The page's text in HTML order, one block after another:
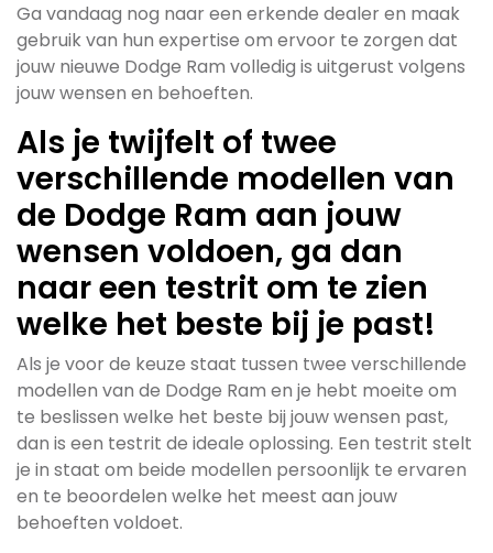
Ga vandaag nog naar een erkende dealer en maak
gebruik van hun expertise om ervoor te zorgen dat
jouw nieuwe Dodge Ram volledig is uitgerust volgens
jouw wensen en behoeften.
Als je twijfelt of twee
verschillende modellen van
de Dodge Ram aan jouw
wensen voldoen, ga dan
naar een testrit om te zien
welke het beste bij je past!
Als je voor de keuze staat tussen twee verschillende
modellen van de Dodge Ram en je hebt moeite om
te beslissen welke het beste bij jouw wensen past,
dan is een testrit de ideale oplossing. Een testrit stelt
je in staat om beide modellen persoonlijk te ervaren
en te beoordelen welke het meest aan jouw
behoeften voldoet.